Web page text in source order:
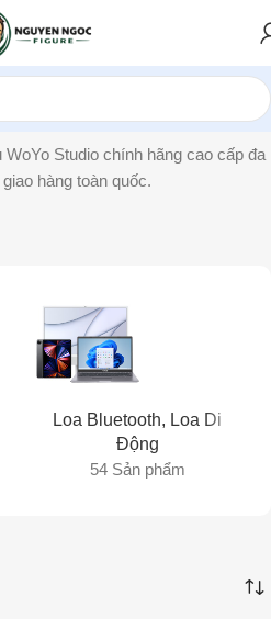
Studio chính hãng cao cấp đa
hàng toàn quốc.
Loa Bluetooth, Loa Di
Động
54 Sản phẩm